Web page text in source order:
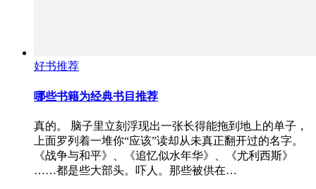
好书推荐
哪些书籍为经典书目推荐
真的。 脑子里立刻浮现出一张长得能拖到地上的单子，
上面罗列着一堆你“应该”读却从未真正翻开过的名字。
《战争与和平》、《追忆似水年华》、《尤利西斯》
……都是些大部头。吓人。那些被供在…